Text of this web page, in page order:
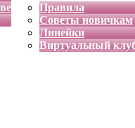
Правила
Советы новичкам
Линейки
Виртуальный